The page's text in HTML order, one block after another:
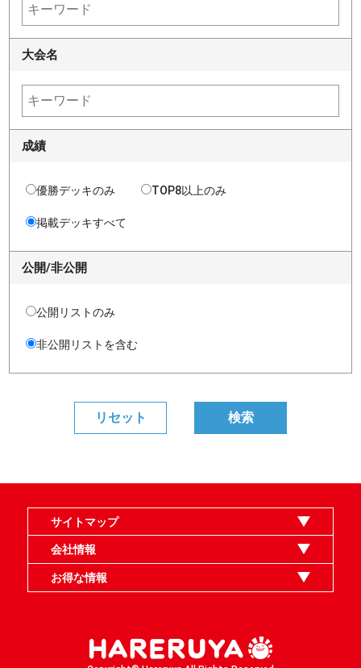
大会名
成績
優勝デッキのみ TOP8以上のみ
掲載デッキすべて
公開/非公開
公開リストのみ
非公開リストを含む
サイトマップ
オンラインショップ
買取
記事
選手一覧
デッキ検索
デッキ構築
イベント・大会
店舗のご案内
お問い合わせ
ヘルプ
FAQ
会社情報
利用規約
スタッフ募集
特定商取引法表示
個人情報保護指針
企業情報
お得な情報